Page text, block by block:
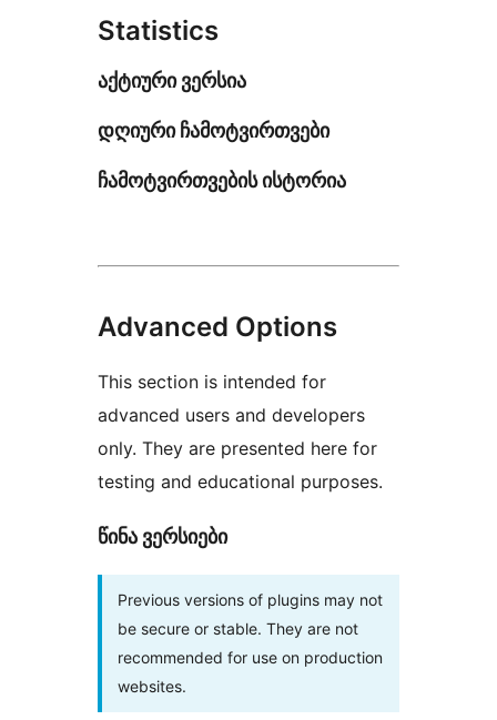
Statistics
აქტიური ვერსია
დღიური ჩამოტვირთვები
ჩამოტვირთვების ისტორია
Advanced Options
This section is intended for
advanced users and developers
only. They are presented here for
testing and educational purposes.
წინა ვერსიები
Previous versions of plugins may not
be secure or stable. They are not
recommended for use on production
websites.